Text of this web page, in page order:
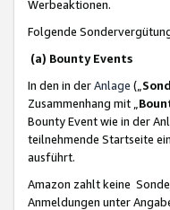
Werbeaktionen.
Folgende
(a) Bounty Events
In den in derAnlage („
Zusammenhang mit „
Bounty Event wie in der
teilnehmende Startseite
ausführt.
Amazon zahlt keine
Anmeldungen unter